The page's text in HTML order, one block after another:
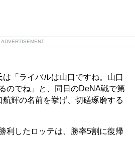
ADVERTISEMENT
「ライバルは山口ですね。山口
のでね」と、同日のDeNA戦で第
輝の名前を挙げ、切磋琢磨する
利したロッテは、勝率5割に復帰